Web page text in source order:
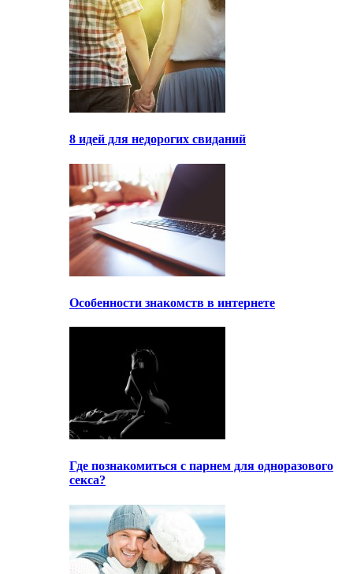
8 идей для недорогих свиданий
Особенности знакомств в интернете
Где познакомиться с парнем для одноразового
секса?